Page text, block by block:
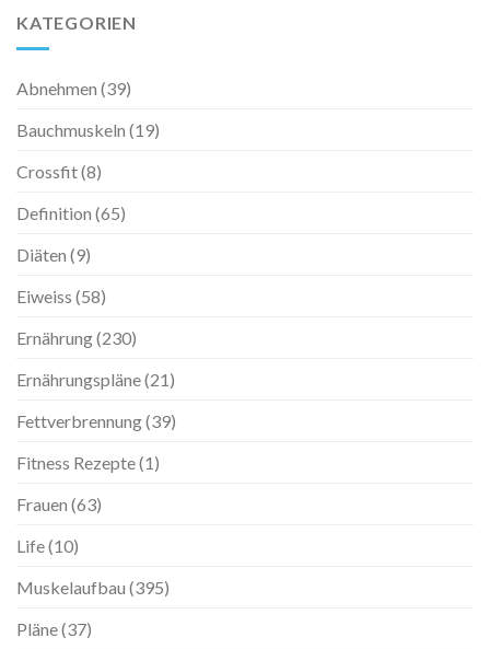
KATEGORIEN
Abnehmen (39)
Bauchmuskeln (19)
Crossfit(8)
Definition (65)
Diäten (9)
Eiweiss (58)
Ernährung(230)
Ernährungspläne(21)
Fettverbrennung(39)
Fitness Rezepte(1)
Frauen (63)
Life(10)
Muskelaufbau (395)
Pläne(37)